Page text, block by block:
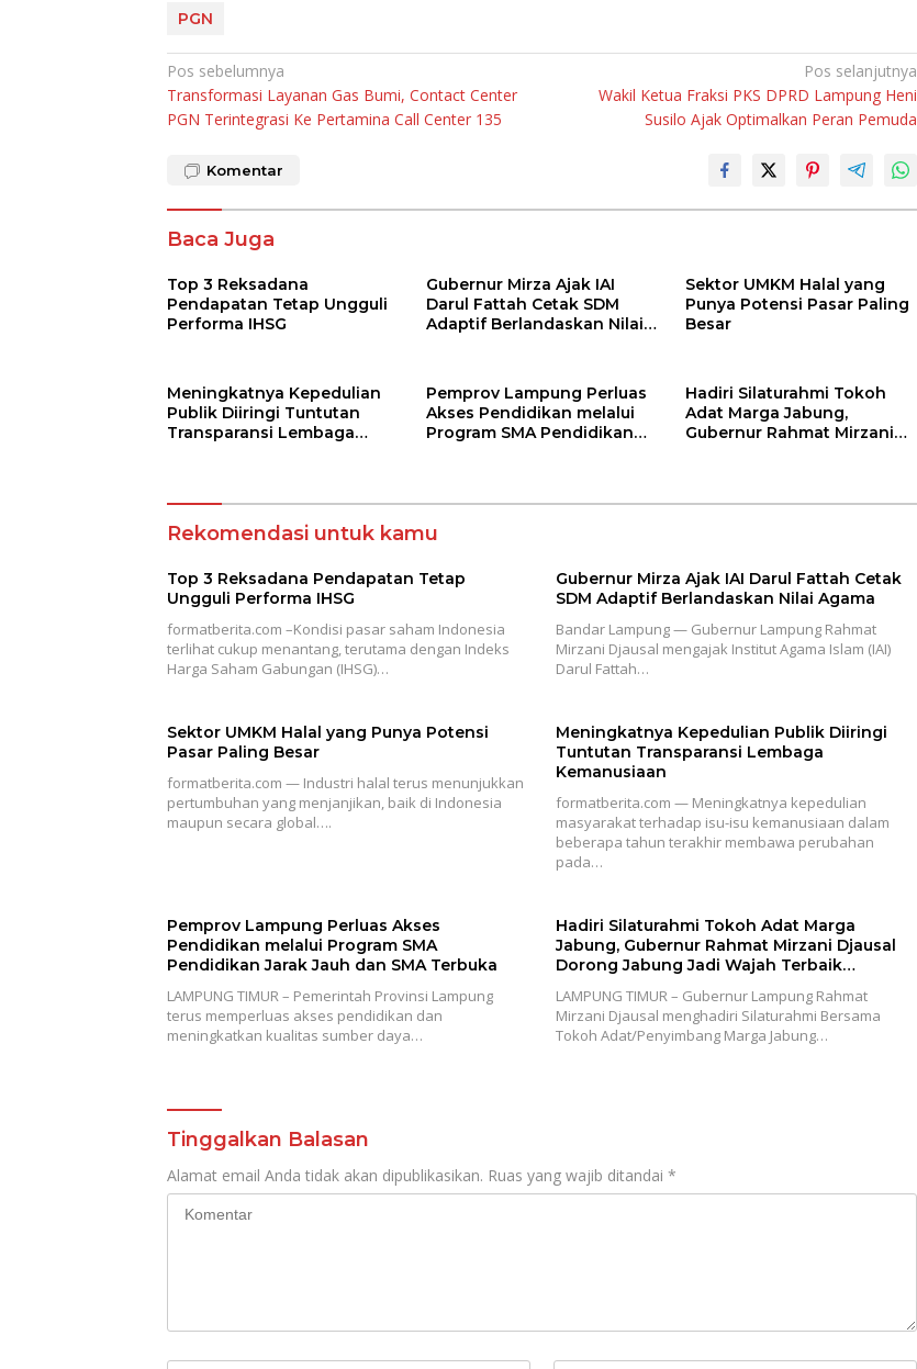
PGN
Navigasi
pos
Pos sebelumnya
Transformasi Layanan Gas Bumi, Contact Center
PGN Terintegrasi Ke Pertamina Call Center 135
Pos selanjutnya
Wakil Ketua Fraksi PKS DPRD Lampung Heni
Susilo Ajak Optimalkan Peran Pemuda
Komentar
Baca Juga
Top 3 Reksadana
Pendapatan Tetap Ungguli
Performa IHSG
Gubernur Mirza Ajak IAI
Darul Fattah Cetak SDM
Adaptif Berlandaskan Nilai
Sektor UMKM Halal yang
Punya Potensi Pasar Paling
Besar
Meningkatnya Kepedulian
Publik Diiringi Tuntutan
Transparansi Lembaga
Pemprov Lampung Perluas
Akses Pendidikan melalui
Program SMA Pendidikan
Hadiri Silaturahmi Tokoh
Adat Marga Jabung,
Gubernur Rahmat Mirzani
Budaya dan SDM
Rekomendasi untuk kamu
Top 3 Reksadana Pendapatan Tetap
Ungguli Performa IHSG
formatberita.com –Kondisi pasar saham Indonesia
terlihat cukup menantang, terutama dengan Indeks
Harga Saham Gabungan (IHSG)…
Gubernur Mirza Ajak IAI Darul Fattah Cetak
SDM Adaptif Berlandaskan Nilai Agama
Bandar Lampung — Gubernur Lampung Rahmat
Mirzani Djausal mengajak Institut Agama Islam (IAI)
Darul Fattah…
Sektor UMKM Halal yang Punya Potensi
Pasar Paling Besar
formatberita.com — Industri halal terus menunjukkan
pertumbuhan yang menjanjikan, baik di Indonesia
maupun secara global….
Meningkatnya Kepedulian Publik Diiringi
Tuntutan Transparansi Lembaga
Kemanusiaan
formatberita.com — Meningkatnya kepedulian
masyarakat terhadap isu-isu kemanusiaan dalam
beberapa tahun terakhir membawa perubahan
pada…
Pemprov Lampung Perluas Akses
Pendidikan melalui Program SMA
Pendidikan Jarak Jauh dan SMA Terbuka
LAMPUNG TIMUR – Pemerintah Provinsi Lampung
terus memperluas akses pendidikan dan
meningkatkan kualitas sumber daya…
Hadiri Silaturahmi Tokoh Adat Marga
Jabung, Gubernur Rahmat Mirzani Djausal
Dorong Jabung Jadi Wajah Terbaik
dan SDM
LAMPUNG TIMUR – Gubernur Lampung Rahmat
Mirzani Djausal menghadiri Silaturahmi Bersama
Tokoh Adat/Penyimbang Marga Jabung…
Tinggalkan Balasan
Alamat email Anda tidak akan dipublikasikan. Ruas yang wajib ditandai *